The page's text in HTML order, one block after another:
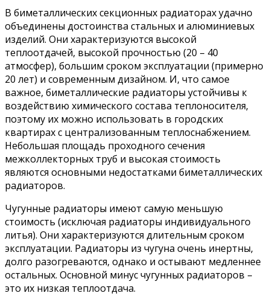
В биметаллических секционных радиаторах удачно
объединены достоинства стальных и алюминиевых
изделий. Они характеризуются высокой
теплоотдачей, высокой прочностью (20 – 40
атмосфер), большим сроком эксплуатации (примерно
20 лет) и современным дизайном. И, что самое
важное, биметаллические радиаторы устойчивы к
воздействию химического состава теплоносителя,
поэтому их можно использовать в городских
квартирах с централизованным теплоснабжением.
Небольшая площадь проходного сечения
межколлекторных труб и высокая стоимость
являются основными недостатками биметаллических
радиаторов.
Чугунные радиаторы имеют самую меньшую
стоимость (исключая радиаторы индивидуального
литья). Они характеризуются длительным сроком
эксплуатации. Радиаторы из чугуна очень инертны,
долго разогреваются, однако и остывают медленнее
остальных. Основной минус чугунных радиаторов –
это их низкая теплоотдача.